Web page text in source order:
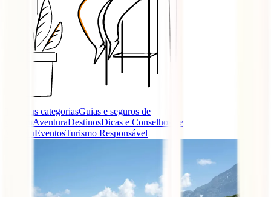
Todas as categoriasGuias e seguros de
AventuraDestinosDicas e Conselhos de
ViagemEventosTurismo Responsável